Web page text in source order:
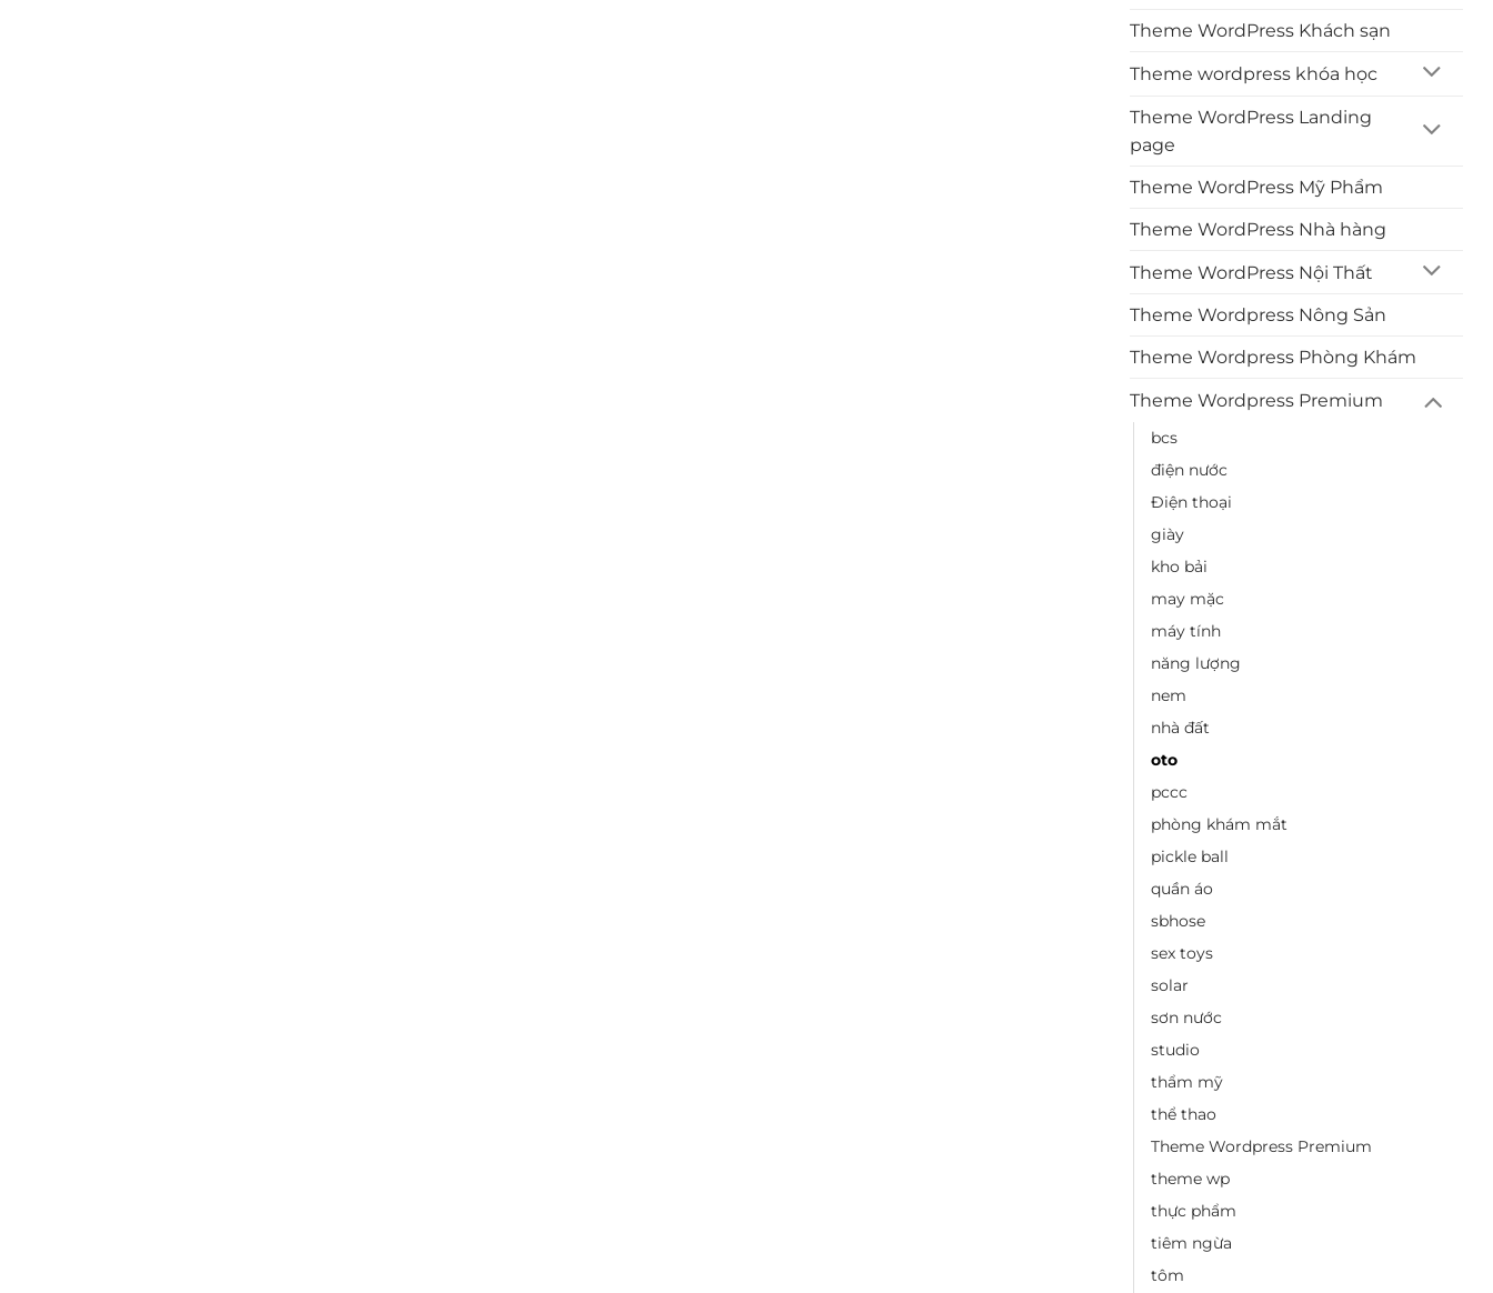
Theme WordPress Khách sạn
Theme wordpress khóa học
Theme WordPress Landing
page
Theme WordPress Mỹ Phẩm
Theme WordPress Nhà hàng
Theme WordPress Nội Thất
Theme Wordpress Nông Sản
Theme Wordpress Phòng Khám
Theme Wordpress Premium
bcs
điện nước
Điện thoại
giày
kho bải
may mặc
máy tính
năng lượng
nem
nhà đất
oto
pccc
phòng khám mắt
pickle ball
quần áo
sbhose
sex toys
solar
sơn nước
studio
thẩm mỹ
thể thao
Theme Wordpress Premium
theme wp
thực phẩm
tiêm ngừa
tôm